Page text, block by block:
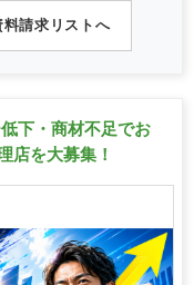
料請求リストへ
下・商材不足でお
店を大募集！